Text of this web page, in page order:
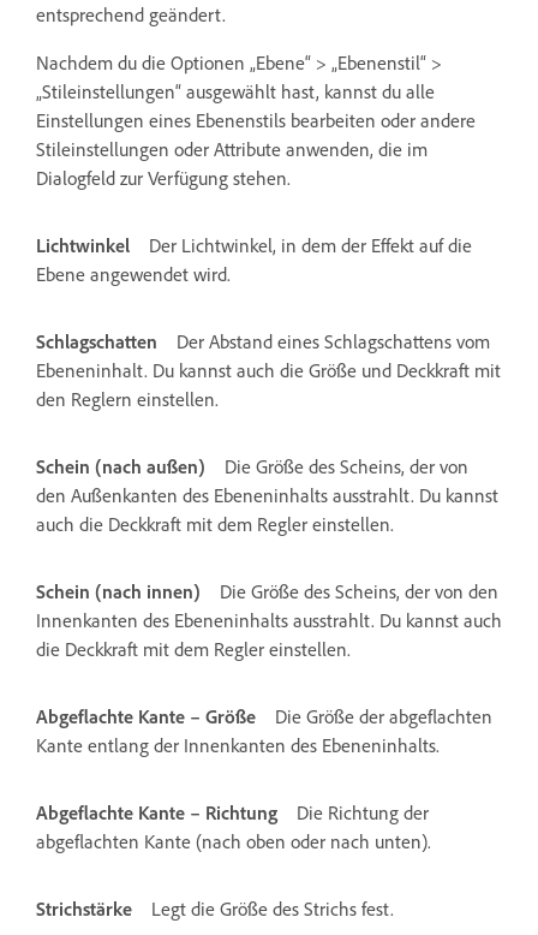
entsprechend geändert.
Nachdem du die Optionen „Ebene“ > „Ebenenstil“ >
„Stileinstellungen“ ausgewählt hast, kannst du alle
Einstellungen eines Ebenenstils bearbeiten oder andere
Stileinstellungen oder Attribute anwenden, die im
Dialogfeld zur Verfügung stehen.
Lichtwinkel
Der Lichtwinkel, in dem der Effekt auf die
Ebene angewendet wird.
Schlagschatten
Der Abstand eines Schlagschattens vom
Ebeneninhalt. Du kannst auch die Größe und Deckkraft mit
den Reglern einstellen.
Schein (nach außen)
Die Größe des Scheins, der von
den Außenkanten des Ebeneninhalts ausstrahlt. Du kannst
auch die Deckkraft mit dem Regler einstellen.
Schein (nach innen)
Die Größe des Scheins, der von den
Innenkanten des Ebeneninhalts ausstrahlt. Du kannst auch
die Deckkraft mit dem Regler einstellen.
Abgeflachte Kante – Größe
Die Größe der abgeflachten
Kante entlang der Innenkanten des Ebeneninhalts.
Abgeflachte Kante – Richtung
Die Richtung der
abgeflachten Kante (nach oben oder nach unten).
Strichstärke Legt die Größe des Strichs fest.